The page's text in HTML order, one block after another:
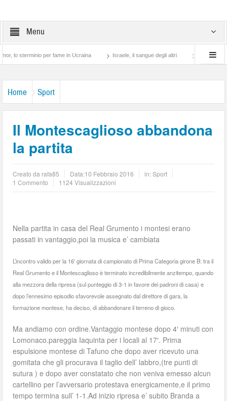
Menu
per fame in Ucraina Israele, il sangue degli altri Lotta di classe… tra
Home Sport
Il Montescaglioso abbandona
la partita
Creato da rafa85 Data:10 Febbraio 2016 in:Sport
1 Commento
1124 Visualizzazioni
Nella partita in casa del Real Grumento i montesi erano
passati in vantaggio,poi la musica e’ cambiata
L’incontro valido per la 16′ giornata di campionato di Prima Categoria girone B: tra il
Real Grumento e il Montescaglioso è terminato incredibilmente anzitempo, quando
alla mezzora della ripresa (sul punteggio di 3-1 in favore dei padroni di casa) e
dopo l’ennesimo episodio sfavorevole assegnato dal direttore di gara, la
formazione montese, ha deciso, di abbandonare il terreno di gioco.
Ma andiamo con ordine.Vantaggio montese dopo 4′ minuti con
Lomonaco.pareggia Iaquinta per i locali al 17′. Prima
espulsione montese di Tafuno che dopo aver ricevuto una
gomitata che gli procurava il taglio dell’ labbro,(tre punti di
sutura ) e dopo aver constatato che non veniva emesso alcun
cartellino per l’avversario protestava energicamente,e il primo
tempo termina sull’ 1-1.Ad inizio ripresa e’ subito Branda a